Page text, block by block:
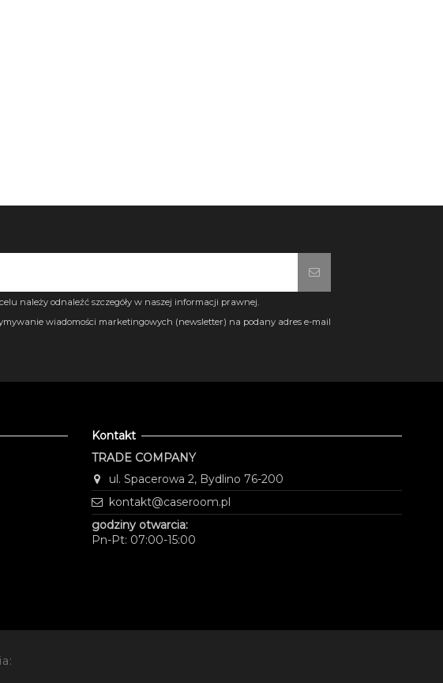
należy odnaleźć szczegóły w naszej informacji prawnej.
wiadomości marketingowych (newsletter) na podany adres e-mail
Kontakt
TRADE COMPANY
ul. Spacerowa 2, Bydlino 76-200
kontakt@caseroom.pl
godziny otwarcia:
Pn-Pt: 07:00-15:00